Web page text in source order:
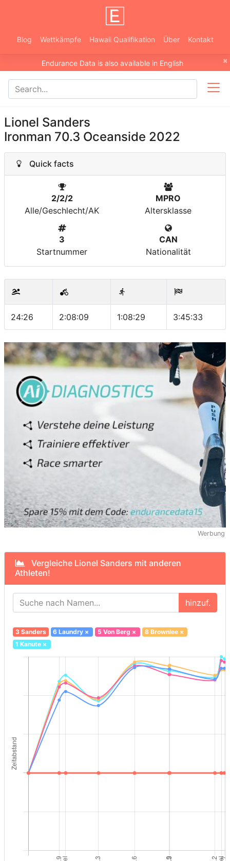
Blog Wettkämpfe Hawaii Qualifikation Über Kontakt
×
Endurance Data is also available in English
Lionel Sanders
Ironman 70.3 Oceanside 2022
Quick facts
2/2/2
Alle/Geschlecht/AK
MPRO
Altersklasse
3
Startnummer
CAN
Nationalität
24:26 2:08:09 1:08:29 3:45:33
Werbung
Vergleiche Lionel Sanders mit anderen
Athleten!
hinzuf.
3 Sanders 6 Laundry × 5 Von Berg × 8 Brownlee×
1 Kanute×